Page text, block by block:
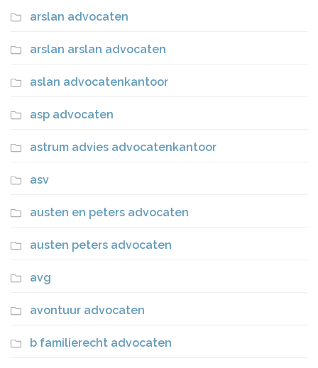
arslan advocaten
arslan arslan advocaten
aslan advocatenkantoor
asp advocaten
astrum advies advocatenkantoor
asv
austen en peters advocaten
austen peters advocaten
avg
avontuur advocaten
b familierecht advocaten